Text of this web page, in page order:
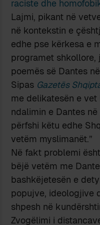
raciste dhe
Lajmi, pikant në
në kontekstin e
edhe pse kërkesa e
programet
poemës së Dantes
Sipas Gazetës
me delikatesën e
ndalimin e Dantes
përfshi këtu edhe
vetëm myslimanët.”
Në fakt problemi
bëjë vetëm me
bashkëjetesën e
popujve, ideologjive
shpesh në
Zvogëlimi i